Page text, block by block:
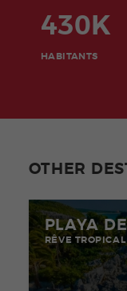
430K
HABITANTS
OTHER
PLAYA
RÊVE TROPICAL